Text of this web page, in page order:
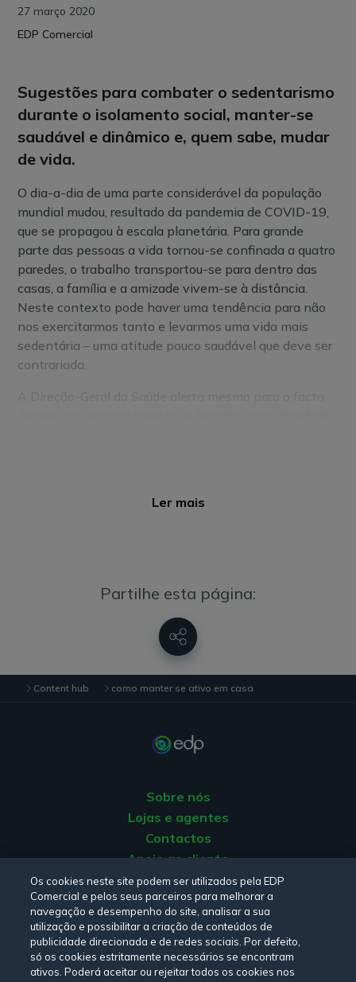
27 março 2020
EDP Comercial
Sugestões para combater o sedentarismo
durante o isolamento social, manter-se
saudável e dinâmico e, quem sabe, mudar
de vida.
O dia-a-dia de uma parte considerável da população
mundial mudou, resultado da pandemia de COVID-19,
que se propagou à escala planetária. Para grande
parte das pessoas a vida tornou-se confinada a quatro
paredes, o trabalho transportou-se para dentro das
casas, a família e a amizade vivem-se à distância.
Neste contexto pode haver uma tendência para não
nos exercitarmos tanto e levarmos uma vida mais
sedentária – uma atitude pouco saudável que deve ser
contrariada.
enquanto estamos em isolamento social
semana, é natural que a atividade física que fazemos
reduza bastante. Cabe-nos contrariar essa tendência
e arranjar soluções para que o sofá não se torne um
Mantenha-se ativo com passos simples
30 minutos seguidos
Colocar o comando do televisor a uma distância
que o obrigue a levantar-se sempre que precisar de
Alternar entre a posição de sentado e de pé
durante o trabalho ao computador
Realizar 30 minutos diários de atividade física de
intensidade, pelo menos, moderada
Ler mais
Partilhe esta página:
Content hub como manter se ativo em casa
Sobre nós
Lojas e agentes
Contactos
Apoio ao cliente
Origem da energia
Livro de reclamações
Consulte a nossa Política de privacidade, Política de cookies
Termos e CondiçõeseDeclaração de Acessibilidade.
Os cookies neste site podem ser utilizados pela EDP
Comercial e pelos seus parceiros para melhorar a
navegação e desempenho do site, analisar a sua
utilização e possibilitar a criação de conteúdos de
publicidade direcionada e de redes sociais. Por defeito,
só os cookies estritamente necessários se encontram
ativos. Poderá aceitar ou rejeitar todos os cookies nos